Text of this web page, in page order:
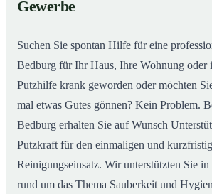
Gewerbe
Suchen Sie spontan Hilfe für eine
Bedburg für Ihr Haus, Ihre Wohnung oder
Putzhilfe krank geworden oder möchten
mal etwas Gutes gönnen? Kein Problem.
Bedburg erhalten Sie auf Wunsch
Putzkraft für den einmaligen und
Reinigungseinsatz. Wir unterstützten Sie
rund um das Thema Sauberkeit und